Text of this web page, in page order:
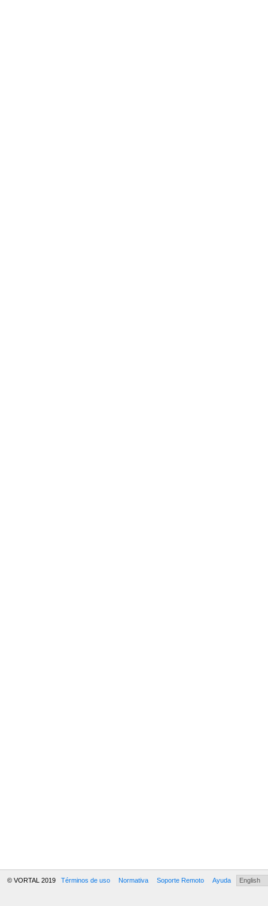
© VORTAL 2019 Términos de uso Normativa Soporte Remoto Ayuda